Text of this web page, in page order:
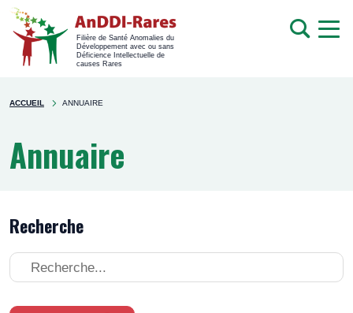
Filière de Santé Anomalies du
Développement avec ou sans
Déficience Intellectuelle de
causes Rares
Rechercher
sur
You're
ACCUEIL ANNUAIRE
Annuaire
Recherche
Recherche